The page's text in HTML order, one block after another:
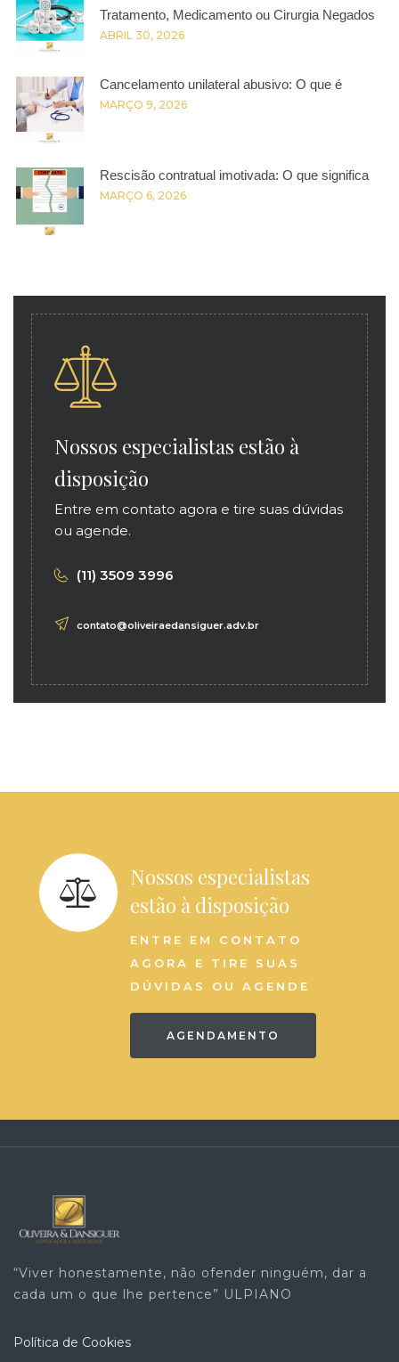
Tratamento, Medicamento ou Cirurgia Negados
ABRIL 30, 2026
Cancelamento unilateral abusivo: O que é
MARÇO 9, 2026
Rescisão contratual imotivada: O que significa
MARÇO 6, 2026
Nossos especialistas estão à
disposição
Entre em contato agora e tire suas dúvidas
ou agende.
(11) 3509 3996
contato@oliveiraedansiguer.adv.br
Nossos especialistas
estão à disposição
ENTRE EM CONTATO
AGORA E TIRE SUAS
DÚVIDAS OU AGENDE
AGENDAMENTO
“Viver honestamente, não ofender ninguém, dar a
cada um o que lhe pertence” ULPIANO
Política de Cookies